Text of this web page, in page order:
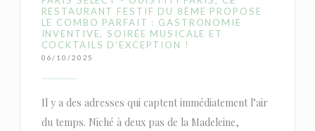
RESTAURANT FESTIF DU 8ÈME PROPOSE
LE COMBO PARFAIT : GASTRONOMIE
INVENTIVE, SOIRÉE MUSICALE ET
COCKTAILS D’EXCEPTION !
06/10/2025
Il y a des adresses qui captent immédiatement l’air
du temps. Niché à deux pas de la Madeleine,